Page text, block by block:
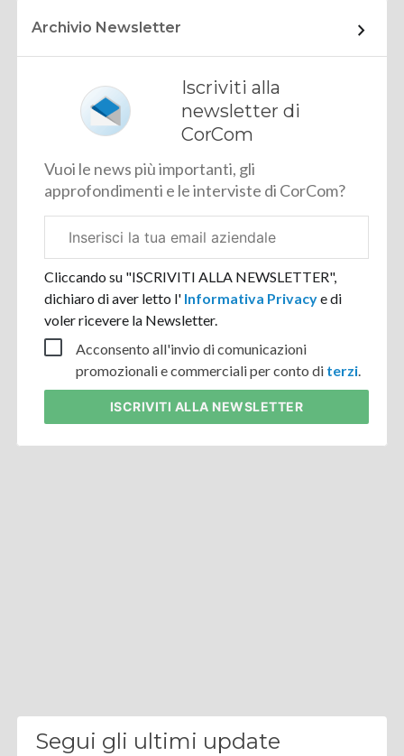
Archivio Newsletter
Iscriviti alla
newsletter di
CorCom
Vuoi le news più importanti, gli
approfondimenti e le interviste di CorCom?
aziendale
Cliccando su "ISCRIVITI ALLA NEWSLETTER",
dichiaro di aver letto l' Informativa Privacye di
voler ricevere la Newsletter.
Acconsento all'invio di comunicazioni
promozionali e commerciali per conto di terzi.
ISCRIVITI ALLA NEWSLETTER
Segui gli ultimi update